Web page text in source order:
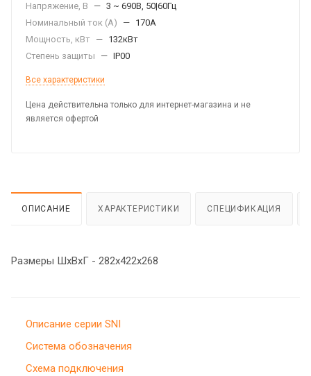
Напряжение, В
— 3 ~ 690В, 50|60Гц
Номинальный ток (А)
— 170А
Мощность, кВт — 132кВт
Степень защиты
— IP00
Все характеристики
Цена действительна только для интернет-магазина и не
является офертой
ОПИСАНИЕ ХАРАКТЕРИСТИКИ СПЕЦИФИКАЦИЯ
Размеры ШхВхГ - 282х422х268
Описание серии SNI
Система обозначения
Схема подключения